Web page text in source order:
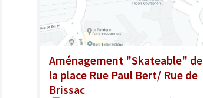
Aménagement "Skateable" de
la place Rue Paul Bert/ Rue de
Brissac